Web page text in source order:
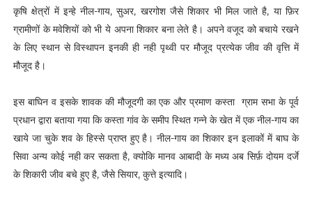
कृषि क्षेत्रों में इन्हे नील-गाय, सुअर, खरगोश जैसे शिकार भी मिल जाते है, या फ़िर
ग्रामीणों के मवेशियों को भी ये अपना शिकार बना लेते है। अपने वजूद को बचाये रखने
के लिए स्थान से विस्थापन इनकी ही नही पृथ्वी पर मौजूद प्रत्येक जीव की वृत्ति में
मौजूद है।
इस बाघिन व इसके शावक की मौजूदगी का एक और प्रमाण कस्ता ग्राम सभा के पूर्व
प्रधान द्वारा बताया गया कि कस्ता गांव के समीप स्थित गन्ने के खेत में एक नील-गाय का
खाये जा चुके शव के हिस्से प्राप्त हुए है। नील-गाय का शिकार इन इलाकों में बाघ के
सिवा अन्य कोई नही कर सकता है, क्योकि मानव आबादी के मध्य अब सिर्फ़ दोयम दर्जे
के शिकारी जीव बचे हुए है, जैसे सियार, कुत्ते इत्यादि।